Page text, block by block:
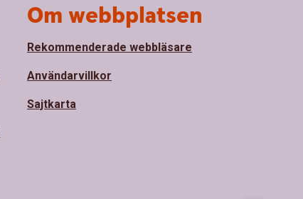
Om webbplatsen
Rekommenderade webbläsare
Användarvillkor
Sajtkarta